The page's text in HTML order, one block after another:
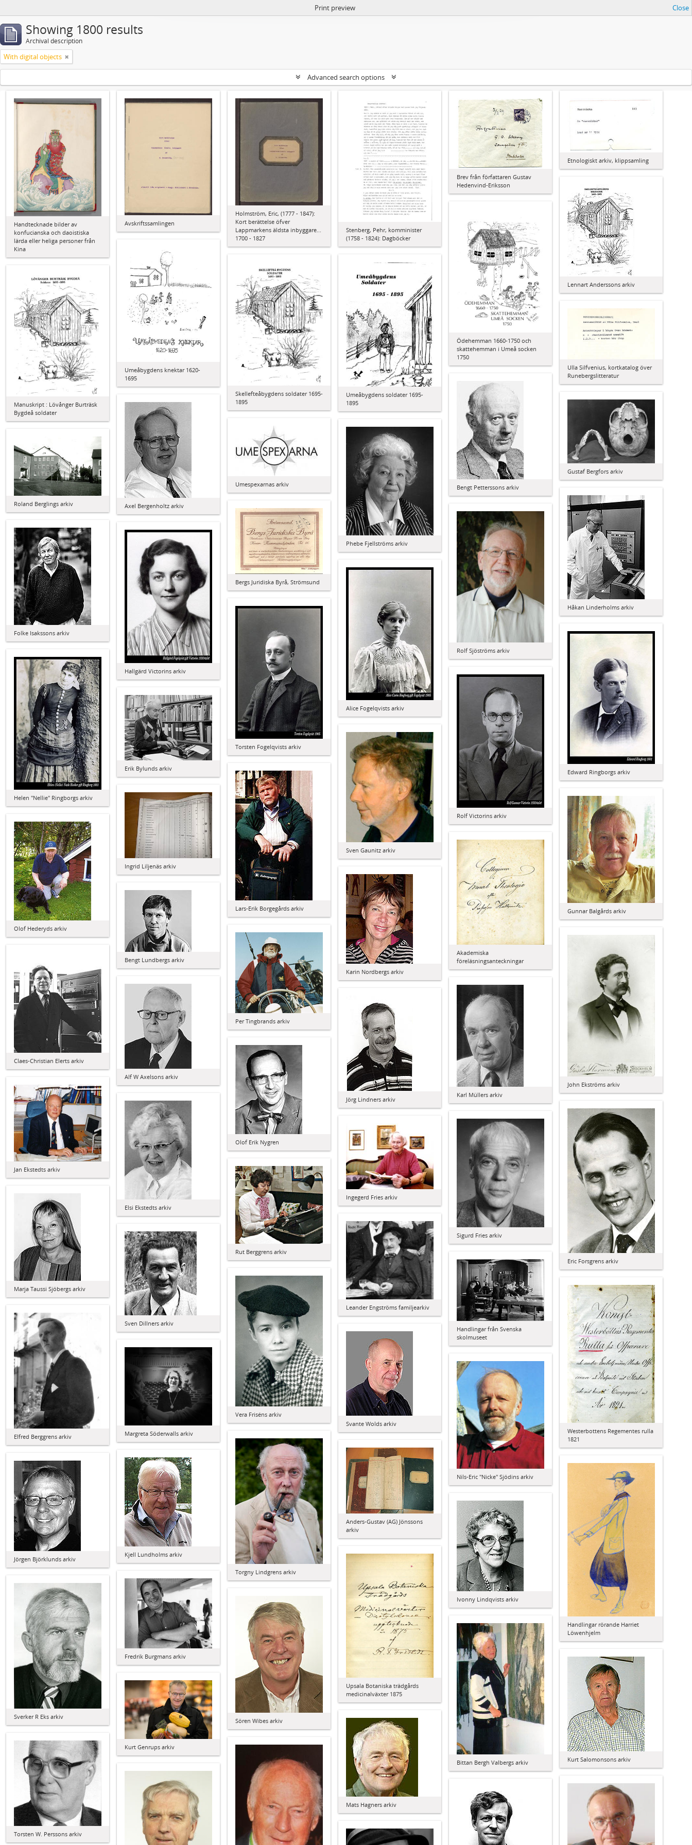
Print preview Close
Showing 1800 results
Archival description
With digital objects
Advanced search options
Handtecknade bilder av
konfucianska och daoistiska
lärda eller heliga personer från
Kina
Avskriftssamlingen
Holmström, Eric, (1777 - 1847):
Kort berättelse öfver
Lappmarkens äldsta inbyggare...
1700 - 1827
Stenberg, Pehr, komminister
(1758 - 1824): Dagböcker
Brev från författaren Gustav
Hedenvind-Eriksson
Etnologiskt arkiv, klippsamling
Lennart Anderssons arkiv
Ödehemman 1660-1750 och
skattehemman i Umeå socken
1750
Umeåbygdens knektar 1620-
1695
Umeåbygdens soldater 1695-
1895
Skellefteåbygdens soldater 1695-
1895
Manuskript : Lövånger Burträsk
Bygdeå soldater
Ulla Silfvenius, kortkatalog över
Runebergslitteratur
Bengt Petterssons arkiv
Gustaf Bergfors arkiv
Axel Bergenholtz arkiv
Umespexarnas arkiv
Phebe Fjellströms arkiv
Roland Berglings arkiv
Håkan Linderholms arkiv
Bergs Juridiska Byrå, Strömsund
Rolf Sjöströms arkiv
Folke Isakssons arkiv
Hallgärd Victorins arkiv
Alice Fogelqvists arkiv
Torsten Fogelqvists arkiv
Edward Ringborgs arkiv
Helen "Nellie" Ringborgs arkiv
Rolf Victorins arkiv
Erik Bylunds arkiv
Sven Gaunitz arkiv
Lars-Erik Borgegårds arkiv
Ingrid Liljenäs arkiv
Gunnar Balgårds arkiv
Olof Hederyds arkiv
Akademiska
föreläsningsanteckningar
Karin Nordbergs arkiv
Bengt Lundbergs arkiv
Per Tingbrands arkiv
John Ekströms arkiv
Claes-Christian Elerts arkiv
Alf W Axelsons arkiv
Karl Müllers arkiv
Jörg Lindners arkiv
Olof Erik Nygren
Jan Ekstedts arkiv
Elsi Ekstedts arkiv
Eric Forsgrens arkiv
Sigurd Fries arkiv
Ingegerd Fries arkiv
Rut Berggrens arkiv
Marja Taussi Sjöbergs arkiv
Leander Engströms familjearkiv
Sven Dillners arkiv
Handlingar från Svenska
skolmuseet
Vera Friséns arkiv
Westerbottens Regementes rulla
1821
Elfred Berggrens arkiv
Svante Wolds arkiv
Margreta Söderwalls arkiv
Nils-Eric "Nicke" Sjödins arkiv
Torgny Lindgrens arkiv
Anders-Gustav (AG) Jönssons
arkiv
Kjell Lundholms arkiv
Jörgen Björklunds arkiv
Handlingar rörande Harriet
Löwenhjelm
Ivonny Lindqvists arkiv
Upsala Botaniska trädgårds
medicinalväxter 1875
Fredrik Burgmans arkiv
Sverker R Eks arkiv
Sören Wibes arkiv
Bittan Bergh Valbergs arkiv Kurt Salomonsons arkiv
Kurt Genrups arkiv
Mats Hagners arkiv
Torsten W. Perssons arkiv